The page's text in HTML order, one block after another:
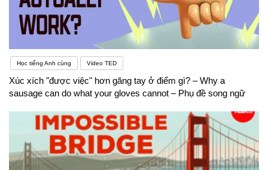
Học tiếng Anh cùng Video TED
Xúc xích "được việc" hơn găng tay ở điểm gì? – Why a
sausage can do what your gloves cannot – Phụ đề song ngữ